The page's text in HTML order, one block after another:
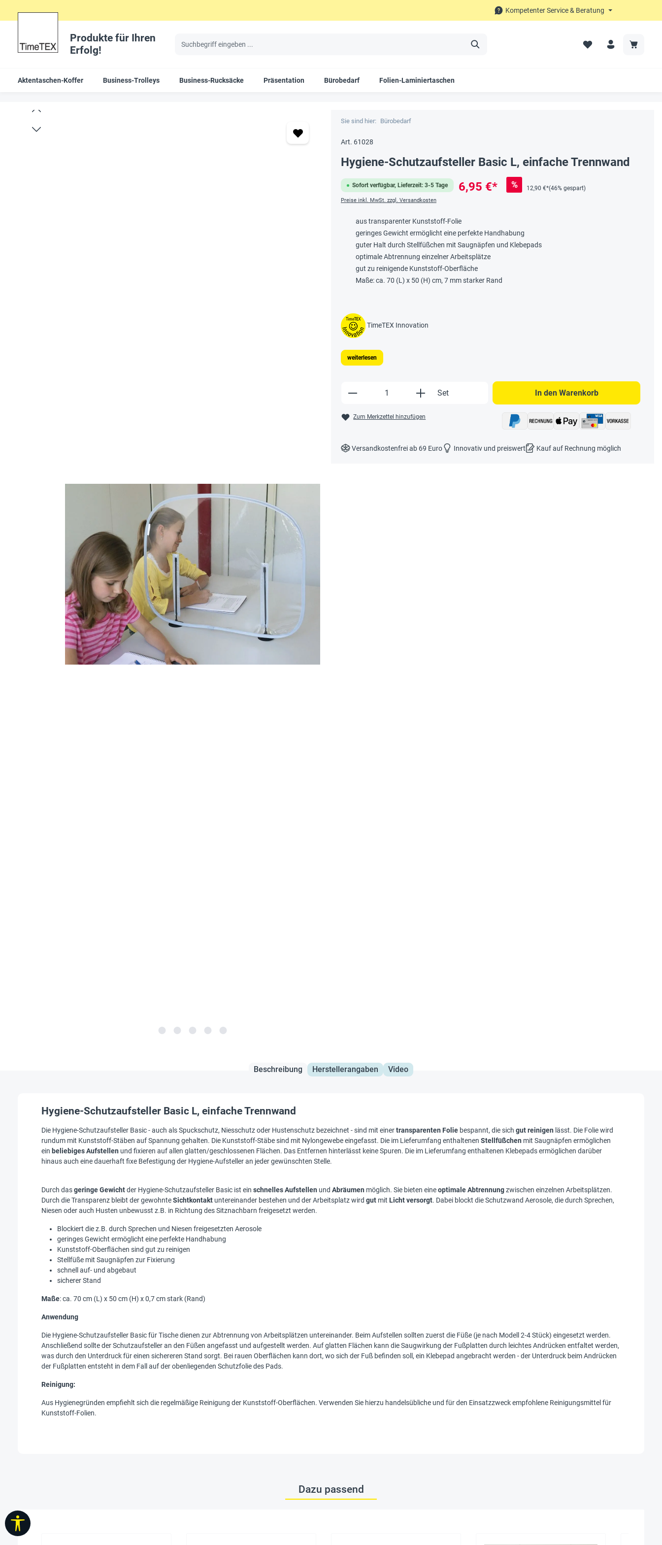
Kompetenter Service & Beratung
Produkte für Ihren
Erfolg!
Aktentaschen-Koffer Business-Trolleys Business-Rucksäcke Präsentation Bürobedarf Folien-Laminiertaschen
Sie sind hier: Bürobedarf
Art. 61028
Hygiene-Schutzaufsteller Basic L, einfache Trennwand
Sofort verfügbar, Lieferzeit: 3-5 Tage 6,95 €* % 12,90 €*(46% gespart)
Preise inkl. MwSt. zzgl. Versandkosten
aus transparenter Kunststoff-Folie
geringes Gewicht ermöglicht eine perfekte Handhabung
guter Halt durch Stellfüßchen mit Saugnäpfen und Klebepads
optimale Abtrennung einzelner Arbeitsplätze
gut zu reinigende Kunststoff-Oberfläche
Maße: ca. 70 (L) x 50 (H) cm, 7 mm starker Rand
TimeTEX Innovation
weiterlesen
Produkt Anzahl: Gib den gewünschten Wert ein oder
Set
Zum Merkzettel hinzufügen
In den Warenkorb
Versandkostenfrei ab 69 Euro Innovativ und preiswert Kauf auf Rechnung möglich
Beschreibung Herstellerangaben Video
Hygiene-Schutzaufsteller Basic L, einfache Trennwand
Die Hygiene-Schutzaufsteller Basic - auch als Spuckschutz, Niesschutz oder Hustenschutz bezeichnet - sind mit einertransparenten Folie bespannt, die sich gut reinigen lässt. Die Folie wird
rundum mit Kunststoff-Stäben auf Spannung gehalten. Die Kunststoff-Stäbe sind mit Nylongewebe eingefasst. Die im Lieferumfang enthaltenen Stellfüßchen mit Saugnäpfen ermöglichen
ein beliebiges Aufstellen und fixieren auf allen glatten/geschlossenen Flächen. Das Entfernen hinterlässt keine Spuren. Die im Lieferumfang enthaltenen Klebepads ermöglichen darüber
hinaus auch eine dauerhaft fixe Befestigung der Hygiene-Aufsteller an jeder gewünschten Stelle.
Durch dasgeringe Gewichtder Hygiene-Schutzaufsteller Basic ist ein schnelles Aufstellen und Abräumen möglich. Sie bieten eineoptimale Abtrennungzwischen einzelnen Arbeitsplätzen.
Durch die Transparenz bleibt der gewohnteSichtkontakt untereinander bestehen und der Arbeitsplatz wird gut mit Licht versorgt. Dabei blockt die Schutzwand Aerosole, die durch Sprechen,
Niesen oder auch Husten unbewusst z.B. in Richtung des Sitznachbarn freigesetzt werden.
Blockiert die z.B. durch Sprechen und Niesen freigesetzten Aerosole
geringes Gewicht ermöglicht eine perfekte Handhabung
Kunststoff-Oberflächen sind gut zu reinigen
Stellfüße mit Saugnäpfen zur Fixierung
schnell auf- und abgebaut
sicherer Stand
Maße: ca. 70 cm (L) x 50 cm (H) x 0,7 cm stark (Rand)
Anwendung
Die Hygiene-Schutzaufsteller Basic für Tische dienen zur Abtrennung von Arbeitsplätzen untereinander. Beim Aufstellen sollten zuerst die Füße (je nach Modell 2-4 Stück) eingesetzt werden.
Anschließend sollte der Schutzaufsteller an den Füßen angefasst und aufgestellt werden. Auf glatten Flächen kann die Saugwirkung der Fußplatten durch leichtes Andrücken entfaltet werden,
was durch den Unterdruck für einen sichereren Stand sorgt. Bei rauen Oberflächen kann dort, wo sich der Fuß befinden soll, ein Klebepad angebracht werden - der Unterdruck beim Andrücken
der Fußplatten entsteht in dem Fall auf der obenliegenden Schutzfolie des Pads.
Reinigung:
Aus Hygienegründen empfiehlt sich die regelmäßige Reinigung der Kunststoff-Oberflächen. Verwenden Sie hierzu handelsübliche und für den Einsatzzweck empfohlene Reinigungsmittel für
Kunststoff-Folien.
Dazu passend
Werkzeugleiste anzeigen